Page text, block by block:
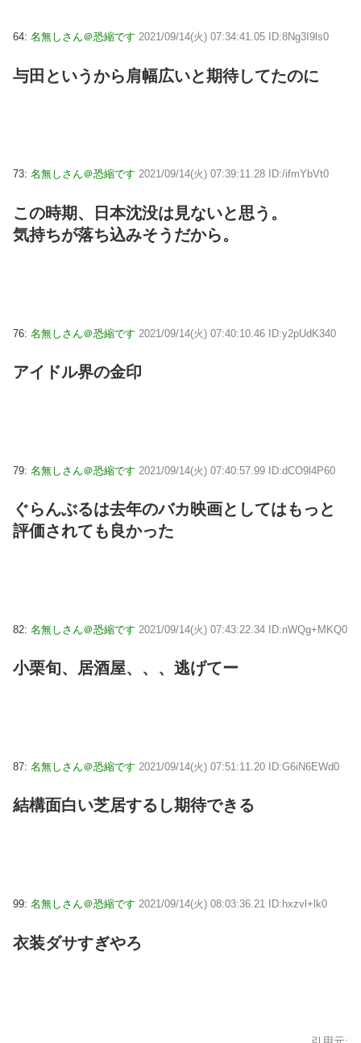
64: 名無しさん＠恐縮です 2021/09/14(火) 07:34:41.05 ID:8Ng3I9ls0
与田というから肩幅広いと期待してたのに
73: 名無しさん＠恐縮です 2021/09/14(火) 07:39:11.28 ID:/ifmYbVt0
この時期、日本沈没は見ないと思う。
気持ちが落ち込みそうだから。
76: 名無しさん＠恐縮です 2021/09/14(火) 07:40:10.46 ID:y2pUdK340
アイドル界の金印
79: 名無しさん＠恐縮です 2021/09/14(火) 07:40:57.99 ID:dCO9l4P60
ぐらんぶるは去年のバカ映画としてはもっと
評価されても良かった
82: 名無しさん＠恐縮です 2021/09/14(火) 07:43:22.34 ID:nWQg+MKQ0
小栗旬、居酒屋、、、逃げてー
87: 名無しさん＠恐縮です 2021/09/14(火) 07:51:11.20 ID:G6iN6EWd0
結構面白い芝居するし期待できる
99: 名無しさん＠恐縮です 2021/09/14(火) 08:03:36.21 ID:hxzvl+lk0
衣装ダサすぎやろ